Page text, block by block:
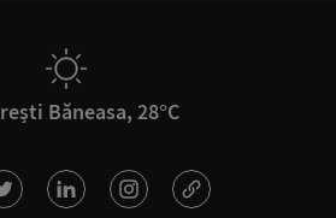
Băneasa, 28°C